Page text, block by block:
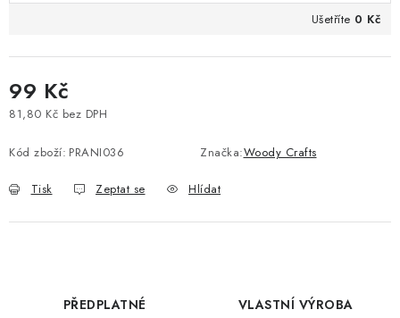
Ušetříte 0 Kč
99 Kč
81,80 Kč bez DPH
Kód zboží: PRANI036 Značka:Woody Crafts
Tisk Zeptat se Hlídat
PŘEDPLATNÉ VLASTNÍ VÝROBA